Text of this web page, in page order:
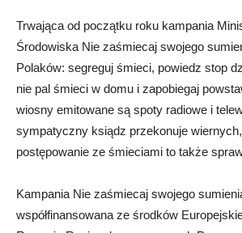
Trwająca od początku roku kampania
Środowiska Nie zaśmiecaj swojego
Polaków: segreguj śmieci, powiedz stop
nie pal śmieci w domu i zapobiegaj
wiosny emitowane są spoty radiowe i
sympatyczny ksiądz przekonuje
postępowanie ze śmieciami to także
Kampania Nie zaśmiecaj swojego
współfinansowana ze środków